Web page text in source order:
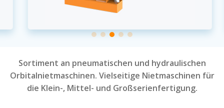
Sortiment an pneumatischen und hydraulischen
Orbitalnietmaschinen. Vielseitige Nietmaschinen für
die Klein-, Mittel- und Großserienfertigung.